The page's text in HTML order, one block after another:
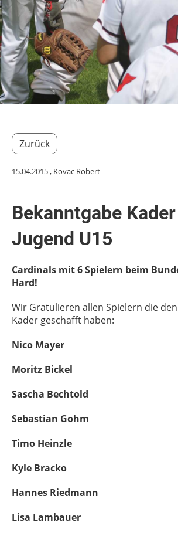
Zurück
15.04.2015, Kovac Robert
Bekanntgabe Kader
Jugend U15
Cardinals mit 6 Spielern beim
Hard!
Wir Gratulieren allen Spielern die
Kader geschafft haben:
Nico Mayer
Moritz Bickel
Sascha Bechtold
Sebastian Gohm
Timo Heinzle
Kyle Bracko
Hannes Riedmann
Lisa Lambauer